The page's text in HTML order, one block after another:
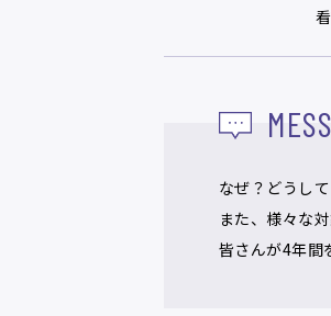
なぜ？どうし
また、様々な
皆さんが4年間